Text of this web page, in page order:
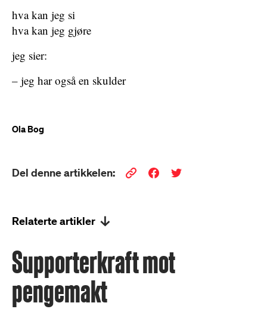
hva kan jeg si
hva kan jeg gjøre
jeg sier:
– jeg har også en skulder
Ola Bog
Del denne artikkelen:
Relaterte artikler
Supporterkraft mot
pengemakt